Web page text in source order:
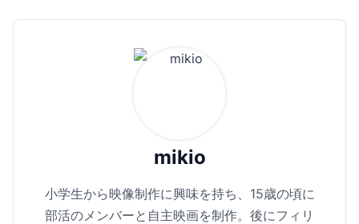
mikio
小学生から映像制作に興味を持ち、15歳の頃に
部活のメンバーと自主映画を制作。後にフィリ